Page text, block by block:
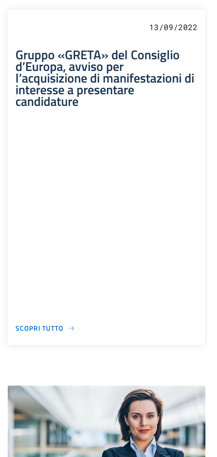
13/09/2022
Gruppo «GRETA» del Consiglio
d’Europa, avviso per
l’acquisizione di manifestazioni di
interesse a presentare
candidature
SCOPRI TUTTO